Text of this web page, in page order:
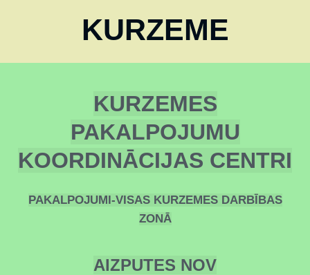
KURZEME
KURZEMES
PAKALPOJUMU
KOORDINĀCIJAS CENTRI
PAKALPOJUMI-VISAS KURZEMES DARBĪBAS
ZONĀ
AIZPUTES NOV